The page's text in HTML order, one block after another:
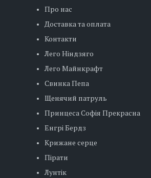
Про нас
Доставка та оплата
Контакти
Лего Ніндзяго
Лего Майнкрафт
Свинка Пепа
Щенячий патруль
Принцеса Софія Прекрасна
Енгрі Бердз
Крижане серце
Пірати
Лунтік